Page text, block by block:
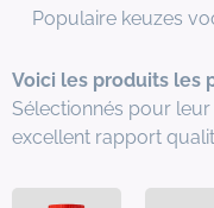
Populaire keuzes
Voici les produits les
Sélectionnés pour
excellent rapport